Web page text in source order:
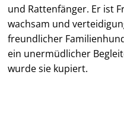
und Rattenfänger. Er ist
wachsam und
freundlicher
ein unermüdlicher
wurde sie kupiert.